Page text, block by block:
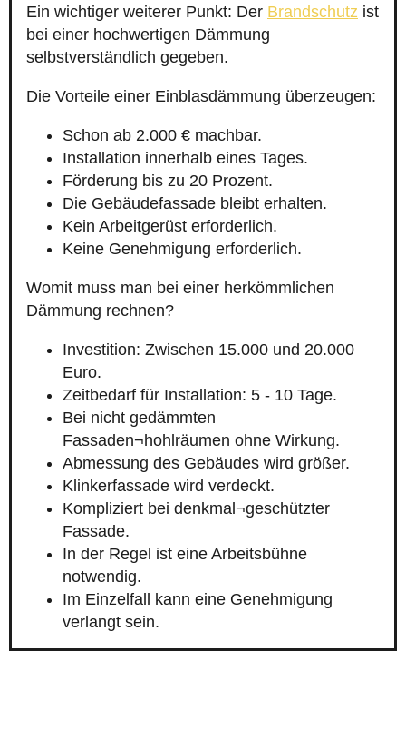
Ein wichtiger weiterer Punkt: Der Brandschutz ist
bei einer hochwertigen Dämmung
selbstverständlich gegeben.
Die Vorteile einer Einblasdämmung überzeugen:
Schon ab 2.000 € machbar.
Installation innerhalb eines Tages.
Förderung bis zu 20 Prozent.
Die Gebäudefassade bleibt erhalten.
Kein Arbeitgerüst erforderlich.
Keine Genehmigung erforderlich.
Womit muss man bei einer herkömmlichen
Dämmung rechnen?
Investition: Zwischen 15.000 und 20.000
Euro.
Zeitbedarf für Installation: 5 - 10 Tage.
Bei nicht gedämmten
Fassaden¬hohlräumen ohne Wirkung.
Abmessung des Gebäudes wird größer.
Klinkerfassade wird verdeckt.
Kompliziert bei denkmal¬geschützter
Fassade.
In der Regel ist eine Arbeitsbühne
notwendig.
Im Einzelfall kann eine Genehmigung
verlangt sein.